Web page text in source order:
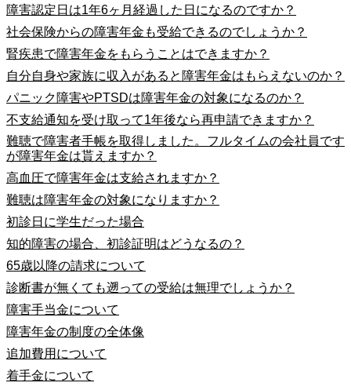
障害認定日は1年6ヶ月経過した日になるのですか？
社会保険からの障害年金も受給できるのでしょうか？
腎疾患で障害年金をもらうことはできますか？
自分自身や家族に収入があると障害年金はもらえないのか？
パニック障害やPTSDは障害年金の対象になるのか？
不支給通知を受け取って1年後なら再申請できますか？
難聴で障害者手帳を取得しました。フルタイムの会社員です
が障害年金は貰えますか？
高血圧で障害年金は支給されますか？
難聴は障害年金の対象になりますか？
初診日に学生だった場合
知的障害の場合、初診証明はどうなるの？
65歳以降の請求について
診断書が無くても遡っての受給は無理でしょうか？
障害手当金について
障害年金の制度の全体像
追加費用について
着手金について